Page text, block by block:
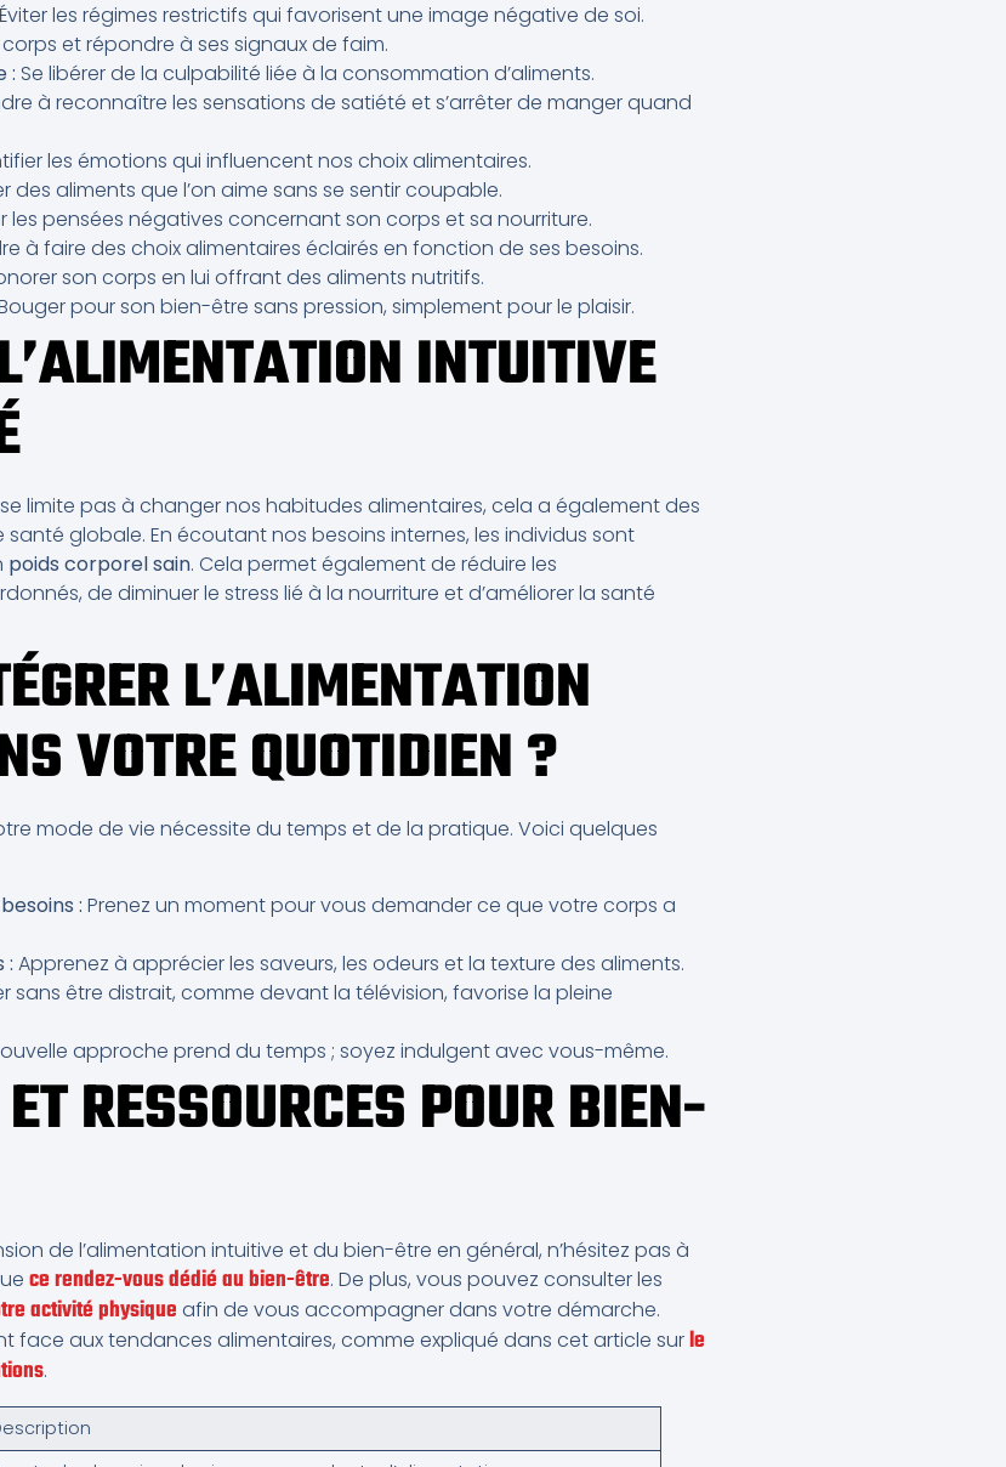
Éviter les régimes restrictifs qui favorisent une image négative de soi.
et répondre à ses signaux de faim.
: Se libérer de la culpabilité liée à la consommation d’aliments.
à reconnaître les sensations de satiété et s’arrêter de manger quand
les émotions qui influencent nos choix alimentaires.
des aliments que l’on aime sans se sentir coupable.
les pensées négatives concernant son corps et sa nourriture.
à faire des choix alimentaires éclairés en fonction de ses besoins.
son corps en lui offrant des aliments nutritifs.
pour son bien-être sans pression, simplement pour le plaisir.
INTUITIVE
limite pas à changer nos habitudes alimentaires, cela a également des
globale. En écoutant nos besoins internes, les individus sont
poids corporel sain. Cela permet également de réduire les
de diminuer le stress lié à la nourriture et d’améliorer la santé
L’ALIMENTATION
VOTRE QUOTIDIEN ?
mode de vie nécessite du temps et de la pratique. Voici quelques
: Prenez un moment pour vous demander ce que votre corps a
: Apprenez à apprécier les saveurs, les odeurs et la texture des aliments.
sans être distrait, comme devant la télévision, favorise la pleine
approche prend du temps ; soyez indulgent avec vous-même.
RESSOURCES POUR BIEN-
de l’alimentation intuitive et du bien-être en général, n’hésitez pas à
ce rendez-vous dédié au bien-être. De plus, vous pouvez consulter les
activité physique afin de vous accompagner dans votre démarche.
face aux tendances alimentaires, comme expliqué dans cet article surle
.